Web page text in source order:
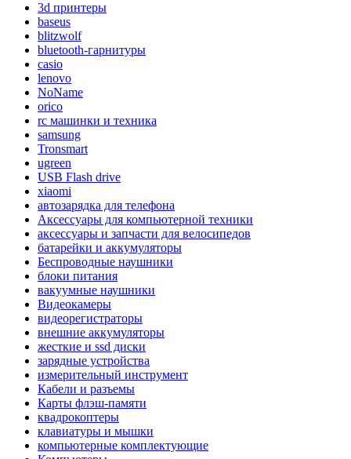
3d принтеры
baseus
blitzwolf
bluetooth-гарнитуры
casio
lenovo
NoName
orico
rc машинки и техника
samsung
Tronsmart
ugreen
USB Flash drive
xiaomi
автозарядка для телефона
Аксессуары для компьютерной техники
аксессуары и запчасти для велосипедов
батарейки и аккумуляторы
Беспроводные наушники
блоки питания
вакуумные наушники
Видеокамеры
видеорегистраторы
внешние аккумуляторы
жесткие и ssd диски
зарядные устройства
измерительный инструмент
Кабели и разъемы
Карты флэш-памяти
квадрокоптеры
клавиатуры и мышки
компьютерные комплектующие